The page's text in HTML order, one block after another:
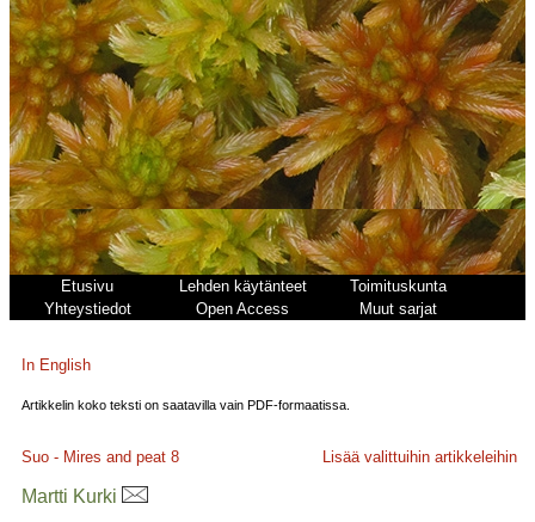
Etusivu Lehden käytänteet
Toimituskunta
Yhteystiedot
Open Access Muut sarjat
In English
Artikkelin koko teksti on saatavilla vain PDF-formaatissa.
Suo - Mires and peat 8 Lisää valittuihin artikkeleihin
Martti Kurki